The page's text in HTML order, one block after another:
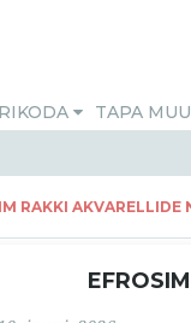
TAPA
RAKKI AKVARELLIDE